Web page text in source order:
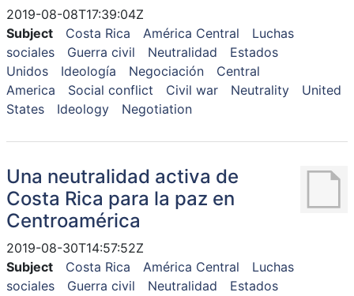
2019-08-08T17:39:04Z
Subject
Costa Rica América Central
Luchas
sociales
Guerra civil Neutralidad
Estados
Unidos
Ideología Negociación
Central
America
Social conflict Civil war Neutrality
United
States
Ideology Negotiation
Una neutralidad activa de
Costa Rica para la paz en
Centroamérica
2019-08-30T14:57:52Z
Subject
Costa Rica América Central
Luchas
sociales
Guerra civil Neutralidad
Estados